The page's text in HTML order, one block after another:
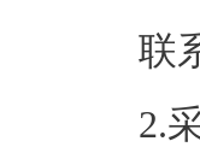
联
2.